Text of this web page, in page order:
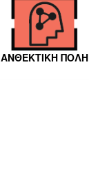
ΑΝΘΕΚΤΙΚΗ ΠΟΛΗ